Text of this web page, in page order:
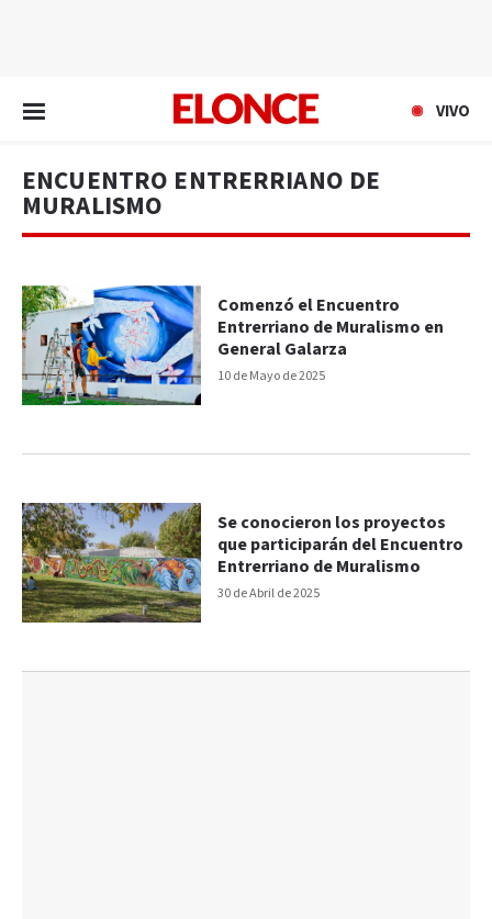
VIVO
ENCUENTRO ENTRERRIANO DE
MURALISMO
10 de Mayo de 2025
Comenzó el Encuentro
Entrerriano de Muralismo en
General Galarza
30 de Abril de 2025
Se conocieron los proyectos
que participarán del Encuentro
Entrerriano de Muralismo